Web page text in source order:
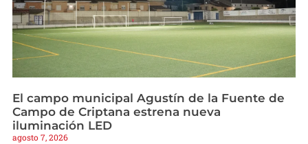
El campo municipal Agustín de la Fuente de
Campo de Criptana estrena nueva
iluminación LED
agosto 7, 2026